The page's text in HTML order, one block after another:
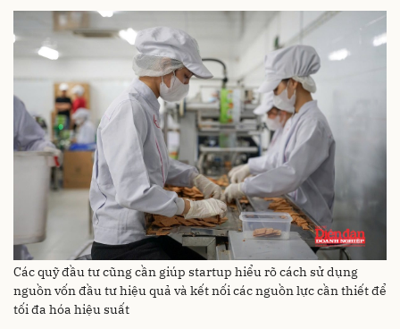
Các quỹ đầu tư cũng cần giúp startup hiểu rõ cách sử dụng
nguồn vốn đầu tư hiệu quả và kết nối các nguồn lực cần thiết để
tối đa hóa hiệu suất